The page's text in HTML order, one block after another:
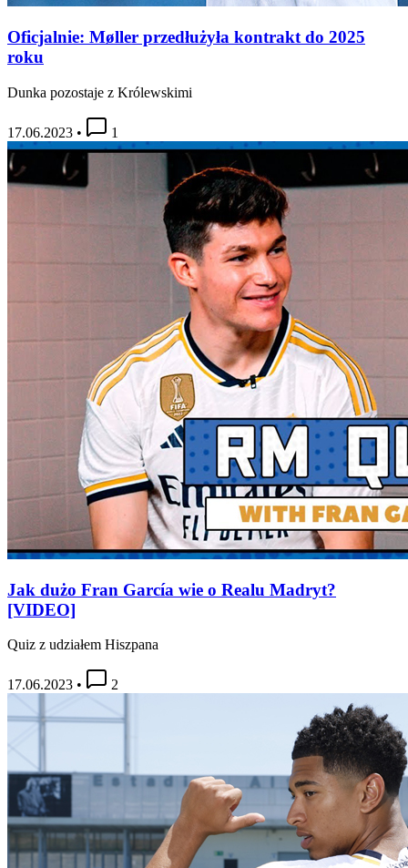
Oficjalnie: Møller przedłużyła kontrakt do 2025
roku
Dunka pozostaje z Królewskimi
17.06.2023 • 1
Jak dużo Fran García wie o Realu Madryt?
[VIDEO]
Quiz z udziałem Hiszpana
17.06.2023 • 2